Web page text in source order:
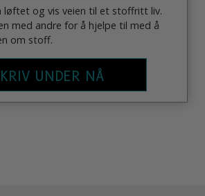
løftet og vis veien til et stoffritt liv.
med andre for å hjelpe til med å
om stoff.
UNDER NÅ